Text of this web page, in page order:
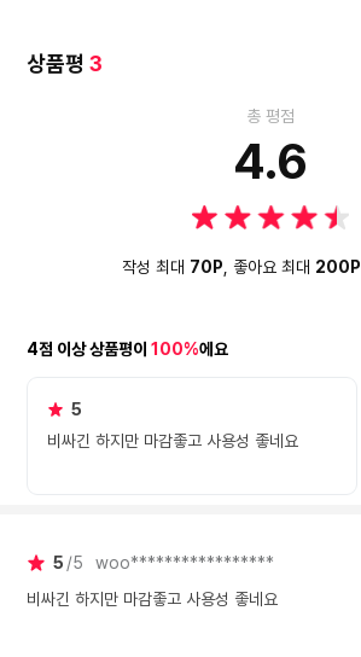
상품평 3
총 평점
4.6
작성 최대 70P , 좋아요 최대 200P
4점 이상 상품평이 100%에요
5
비싸긴 하지만 마감좋고 사용성 좋네요
5 5 woo*****************
비싸긴 하지만 마감좋고 사용성 좋네요